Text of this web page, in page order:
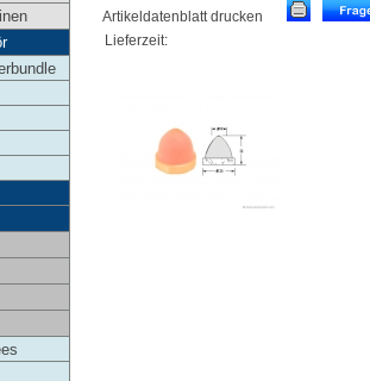
Artikeldatenblatt drucken
Lieferzeit: